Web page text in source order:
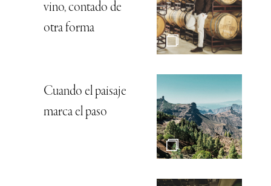
vino, contado de
otra forma
Cuando el paisaje
marca el paso